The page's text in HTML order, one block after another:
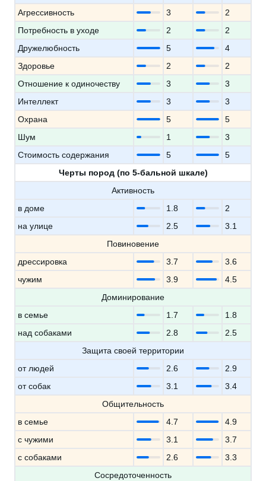
Агрессивность
3
2
Потребность в уходе
2
2
Дружелюбность
5
4
Здоровье
2
2
Отношение к одиночеству
3
3
Интеллект
3
3
Охрана
5
5
Шум
1
3
Стоимость содержания
5
5
Черты пород (по 5-бальной шкале)
Активность
в доме
1.8
2
на улице
2.5
3.1
Повиновение
дрессировка
3.7
3.6
чужим
3.9
4.5
Доминирование
в семье
1.7
1.8
над собаками
2.8
2.5
Защита своей территории
от людей
2.6
2.9
от собак
3.1
3.4
Общительность
в семье
4.7
4.9
с чужими
3.1
3.7
с собаками
2.6
3.3
Сосредоточенность